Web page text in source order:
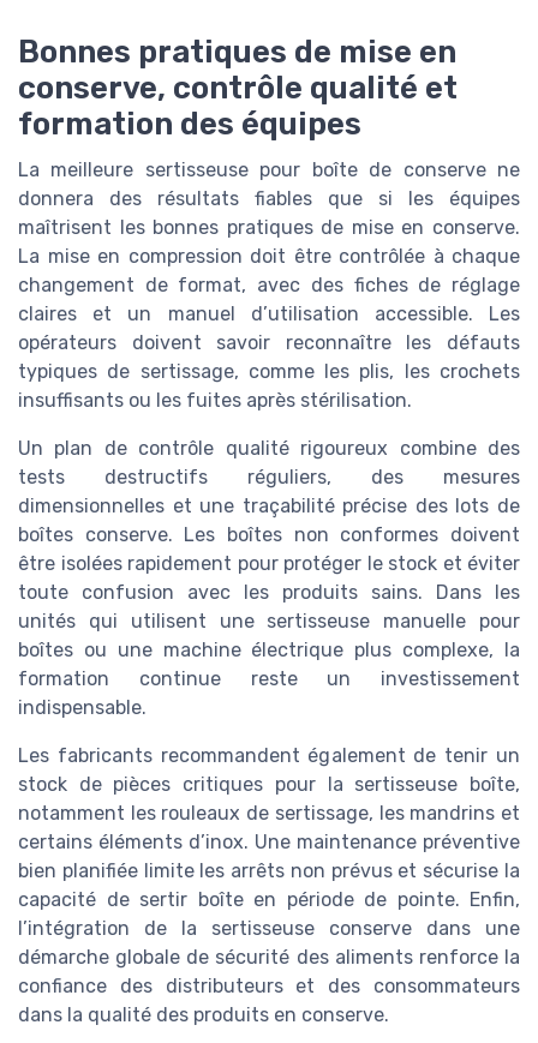
Bonnes pratiques de mise en
conserve, contrôle qualité et
formation des équipes
La meilleure sertisseuse pour boîte de conserve ne
donnera des résultats fiables que si les équipes
maîtrisent les bonnes pratiques de mise en conserve.
La mise en compression doit être contrôlée à chaque
changement de format, avec des fiches de réglage
claires et un manuel d’utilisation accessible. Les
opérateurs doivent savoir reconnaître les défauts
typiques de sertissage, comme les plis, les crochets
insuffisants ou les fuites après stérilisation.
Un plan de contrôle qualité rigoureux combine des
tests destructifs réguliers, des mesures
dimensionnelles et une traçabilité précise des lots de
boîtes conserve. Les boîtes non conformes doivent
être isolées rapidement pour protéger le stock et éviter
toute confusion avec les produits sains. Dans les
unités qui utilisent une sertisseuse manuelle pour
boîtes ou une machine électrique plus complexe, la
formation continue reste un investissement
indispensable.
Les fabricants recommandent également de tenir un
stock de pièces critiques pour la sertisseuse boîte,
notamment les rouleaux de sertissage, les mandrins et
certains éléments d’inox. Une maintenance préventive
bien planifiée limite les arrêts non prévus et sécurise la
capacité de sertir boîte en période de pointe. Enfin,
l’intégration de la sertisseuse conserve dans une
démarche globale de sécurité des aliments renforce la
confiance des distributeurs et des consommateurs
dans la qualité des produits en conserve.